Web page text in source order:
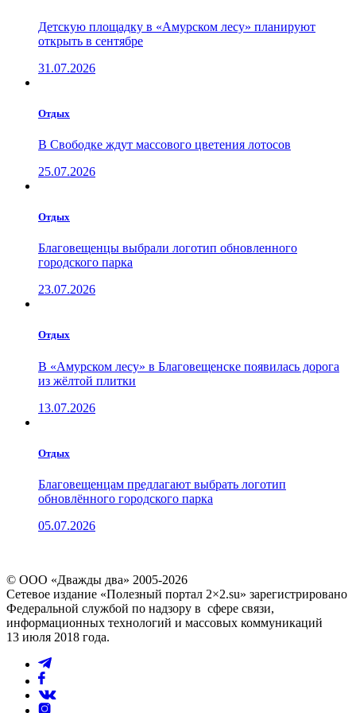
Детскую площадку в «Амурском лесу» планируют
открыть в сентябре
31.07.2026
Отдых
В Свободке ждут массового цветения лотосов
25.07.2026
Отдых
Благовещенцы выбрали логотип обновленного
городского парка
23.07.2026
Отдых
В «Амурском лесу» в Благовещенске появилась дорога
из жёлтой плитки
13.07.2026
Отдых
Благовещенцам предлагают выбрать логотип
обновлённого городского парка
05.07.2026
© ООО «Дважды два» 2005-2026
Сетевое издание «Полезный портал 2×2.su» зарегистрировано
Федеральной службой по надзору в сфере связи,
информационных технологий и массовых коммуникаций
13 июля 2018 года.